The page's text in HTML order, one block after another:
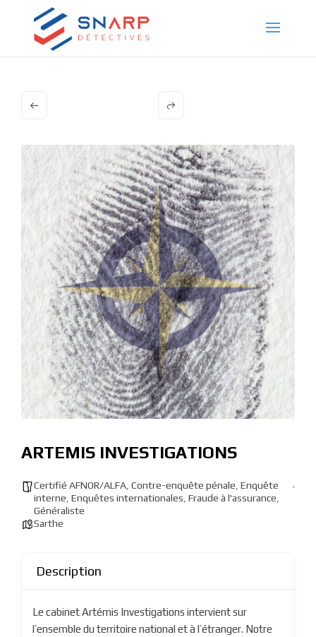
ARTEMIS INVESTIGATIONS
Certifié AFNOR/ALFA Contre-enquête pénale Enquête
interne Enquêtes internationales Fraude à l'assurance
Généraliste
Sarthe
Description
Le cabinet Artémis Investigations intervient sur
l’ensemble du territoire national et à l’étranger. Notre